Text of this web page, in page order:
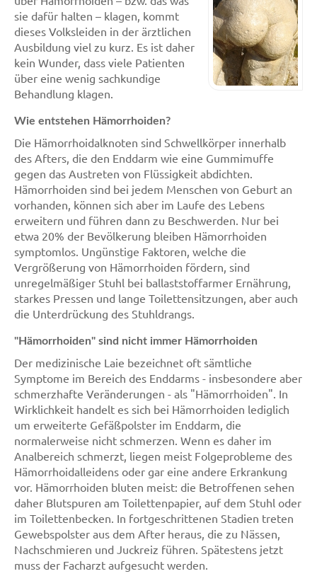
sie dafür halten – klagen, kommt
dieses Volksleiden in der ärztlichen
Ausbildung viel zu kurz. Es ist daher
kein Wunder, dass viele Patienten
über eine wenig sachkundige
Behandlung klagen.
Wie entstehen Hämorrhoiden?
Die Hämorrhoidalknoten sind Schwellkörper innerhalb
des Afters, die den Enddarm wie eine Gummimuffe
gegen das Austreten von Flüssigkeit abdichten.
Hämorrhoiden sind bei jedem Menschen von Geburt an
vorhanden, können sich aber im Laufe des Lebens
erweitern und führen dann zu Beschwerden. Nur bei
etwa 20% der Bevölkerung bleiben Hämorrhoiden
symptomlos. Ungünstige Faktoren, welche die
Vergrößerung von Hämorrhoiden fördern, sind
unregelmäßiger Stuhl bei ballaststoffarmer Ernährung,
starkes Pressen und lange Toilettensitzungen, aber auch
die Unterdrückung des Stuhldrangs.
"Hämorrhoiden" sind nicht immer Hämorrhoiden
Der medizinische Laie bezeichnet oft sämtliche
Symptome im Bereich des Enddarms - insbesondere aber
schmerzhafte Veränderungen - als "Hämorrhoiden". In
Wirklichkeit handelt es sich bei Hämorrhoiden lediglich
um erweiterte Gefäßpolster im Enddarm, die
normalerweise nicht schmerzen. Wenn es daher im
Analbereich schmerzt, liegen meist Folgeprobleme des
Hämorrhoidalleidens oder gar eine andere Erkrankung
vor. Hämorrhoiden bluten meist: die Betroffenen sehen
daher Blutspuren am Toilettenpapier, auf dem Stuhl oder
im Toilettenbecken. In fortgeschrittenen Stadien treten
Gewebspolster aus dem After heraus, die zu Nässen,
Nachschmieren und Juckreiz führen. Spätestens jetzt
muss der Facharzt aufgesucht werden.